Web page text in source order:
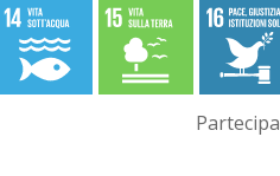
Partecipa